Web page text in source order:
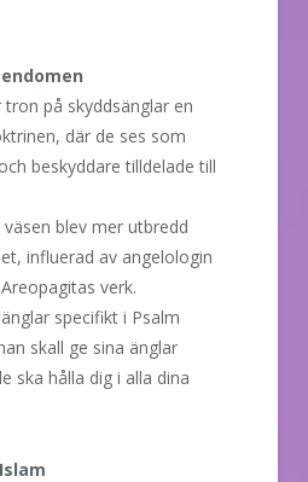
på skyddsänglar en
där de ses som
beskyddare tilldelade till
blev mer utbredd
influerad av angelologin
verk.
specifikt i Psalm
skall ge sina änglar
ska hålla dig i alla dina